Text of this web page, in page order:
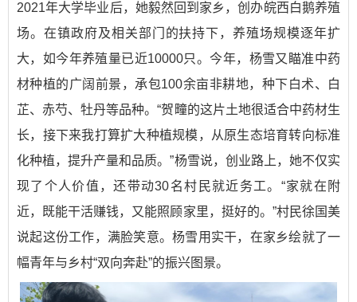
2021年大学毕业后，她毅然回到家乡，创办皖西白鹅养殖
场。在镇政府及相关部门的扶持下，养殖场规模逐年扩
大，如今年养殖量已近10000只。今年，杨雪又瞄准中药
材种植的广阔前景，承包100余亩非耕地，种下白术、白
芷、赤芍、牡丹等品种。“贺疃的这片土地很适合中药材生
长，接下来我打算扩大种植规模，从原生态培育转向标准
化种植，提升产量和品质。”杨雪说，创业路上，她不仅实
现了个人价值，还带动30名村民就近务工。“家就在附
近，既能干活赚钱，又能照顾家里，挺好的。”村民徐国美
说起这份工作，满脸笑意。杨雪用实干，在家乡绘就了一
幅青年与乡村“双向奔赴”的振兴图景。